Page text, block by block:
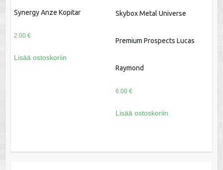
Synergy Anze Kopitar
2.00 €
Lisää ostoskoriin
Skybox Metal Universe
Premium Prospects Lucas
Raymond
6.00 €
Lisää ostoskoriin